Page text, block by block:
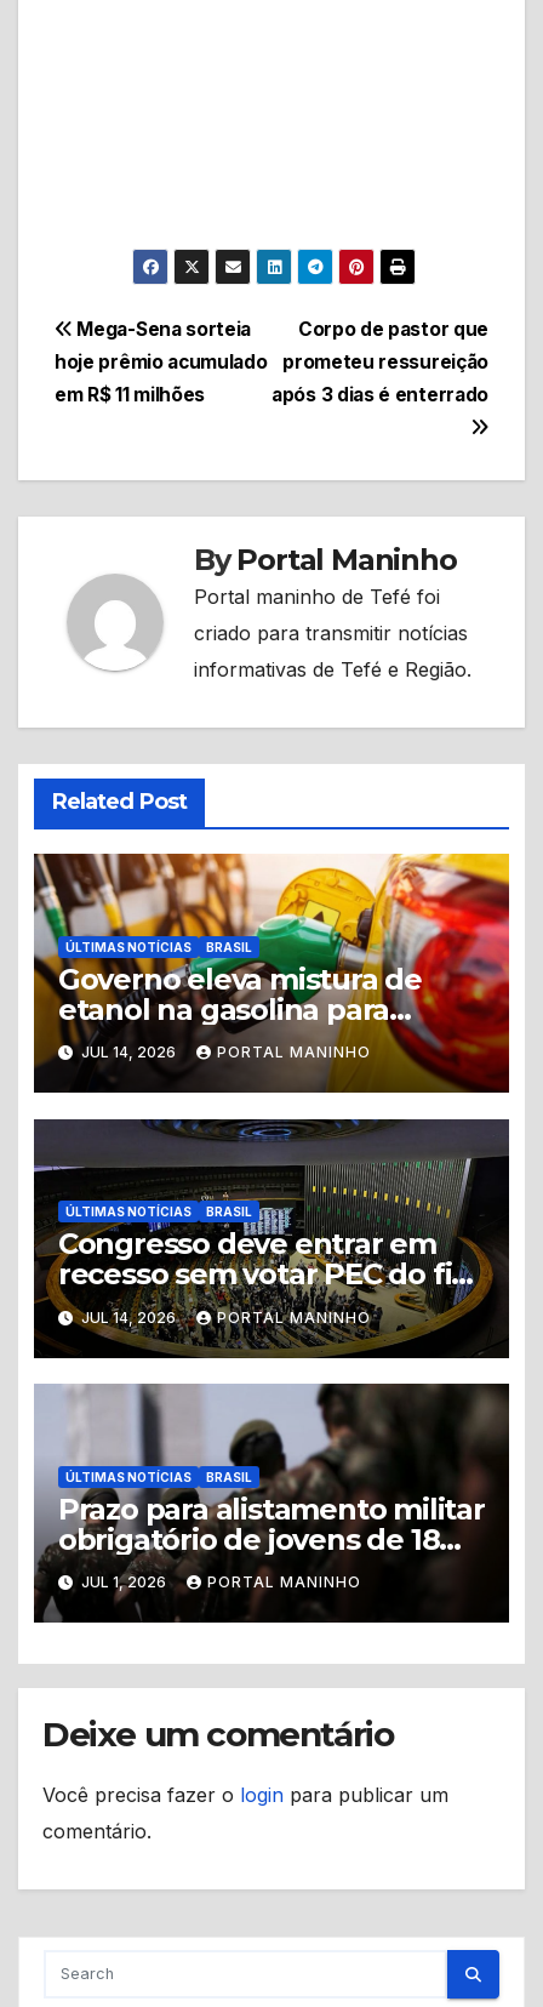
Navegação
de
Corpo de pastor que
prometeu ressureição
após 3 dias é enterrado
Mega-Sena sorteia
hoje prêmio acumulado
em R$ 11 milhões
ByPortal Maninho
Portal maninho de Tefé foi
criado para transmitir notícias
informativas de Tefé e Região.
Related Post
ÚLTIMAS NOTÍCIAS BRASIL
Governo eleva mistura de
etanol na gasolina para
reduzir custos e diminuir
emissões
JUL 14, 2026 PORTAL MANINHO
ÚLTIMAS NOTÍCIAS BRASIL
Congresso deve entrar em
recesso sem votar PEC do fim
da escala 6×1 e projeto que
criminaliza a misoginia
JUL 14, 2026 PORTAL MANINHO
ÚLTIMAS NOTÍCIAS BRASIL
Prazo para alistamento militar
obrigatório de jovens de 18
anos termina hoje
JUL 1, 2026 PORTAL MANINHO
Deixe um comentário
Você precisa fazer o login para publicar um
comentário.